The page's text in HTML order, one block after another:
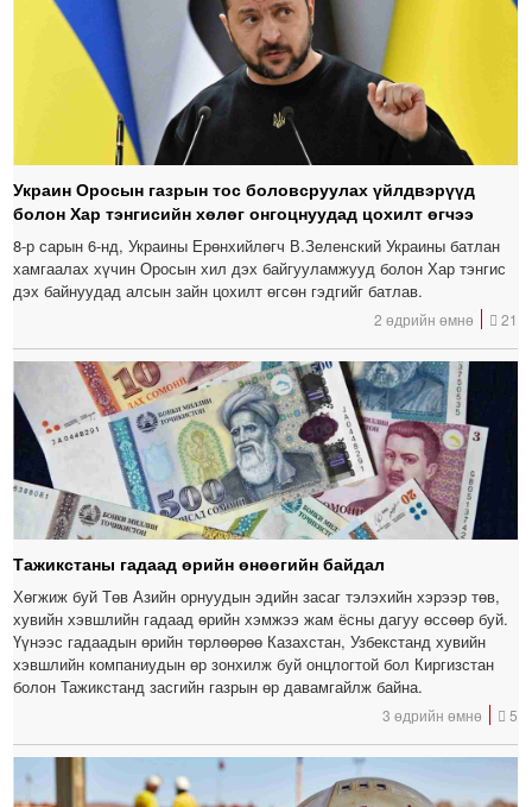
Украин Оросын газрын тос боловсруулах үйлдвэрүүд
болон Хар тэнгисийн хөлөг онгоцнуудад цохилт өгчээ
8-р сарын 6-нд, Украины Ерөнхийлөгч В.Зеленский Украины батлан ​​
хамгаалах хүчин Оросын хил дэх байгууламжууд болон Хар тэнгис
дэх байнуудад алсын зайн цохилт өгсөн гэдгийг батлав.
2 өдрийн өмнө 21
Тажикстаны гадаад өрийн өнөөгийн байдал
Хөгжиж буй Төв Азийн орнуудын эдийн засаг тэлэхийн хэрээр төв,
хувийн хэвшлийн гадаад өрийн хэмжээ жам ёсны дагуу өссөөр буй.
Үүнээс гадаадын өрийн төрлөөрөө Казахстан, Узбекстанд хувийн
хэвшлийн компаниудын өр зонхилж буй онцлогтой бол Киргизстан
болон Тажикстанд засгийн газрын өр давамгайлж байна.
3 өдрийн өмнө 5